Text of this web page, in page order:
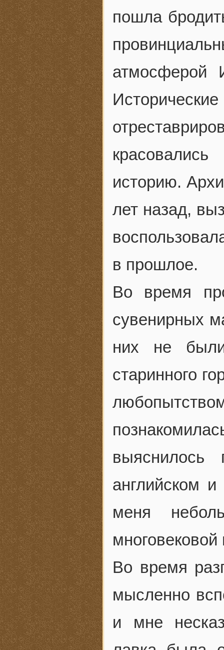
пошла
атмосферой
историю.
лет назад,
в прошлое.
Во время
сувенирных
них не
старинного
выяснилось
английском
меня
многовековой
Во время
мысленно
и мне